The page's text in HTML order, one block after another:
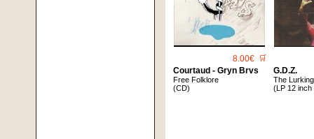
8.00€ 🛒
Courtaud - Gryn Brvs
Free Folklore
(CD)
G.d.z.
The
(LP 12 inch